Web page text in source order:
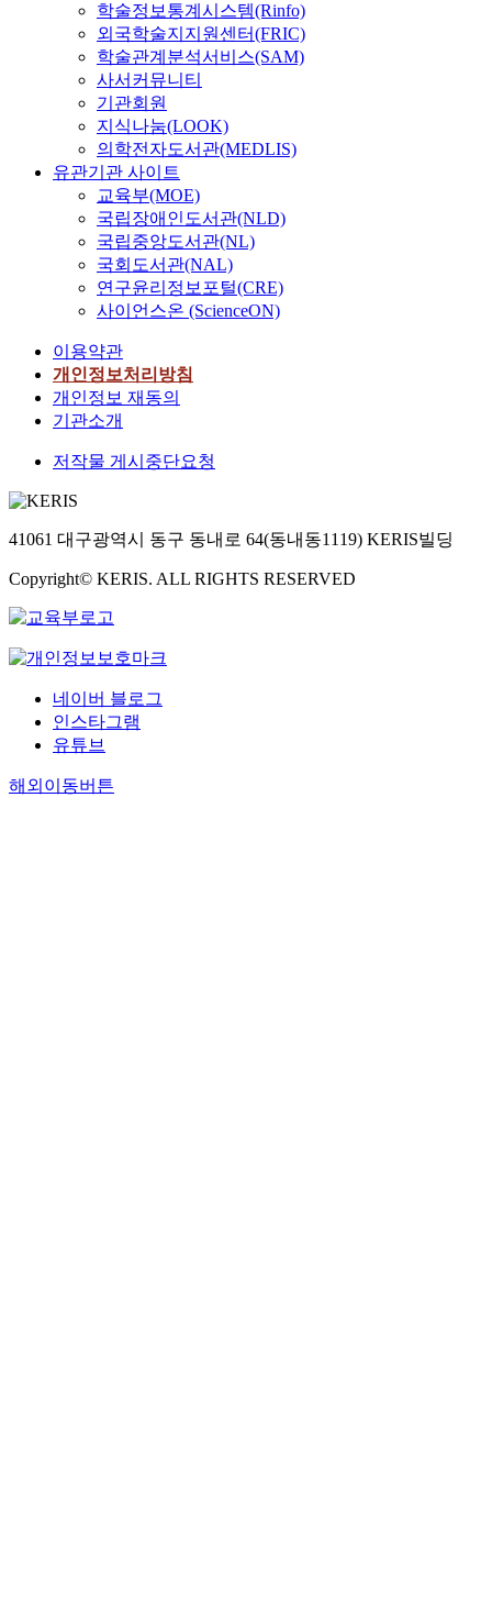
학술정보통계시스템(Rinfo)
외국학술지지원센터(FRIC)
학술관계분석서비스(SAM)
사서커뮤니티
기관회원
지식나눔(LOOK)
의학전자도서관(MEDLIS)
유관기관 사이트
교육부(MOE)
국립장애인도서관(NLD)
국립중앙도서관(NL)
국회도서관(NAL)
연구윤리정보포털(CRE)
사이언스온 (ScienceON)
이용약관
개인정보처리방침
개인정보 재동의
기관소개
저작물 게시중단요청
41061 대구광역시 동구 동내로 64(동내동1119) KERIS빌딩
Copyright© KERIS. ALL RIGHTS RESERVED
네이버 블로그
인스타그램
유튜브
해외이동버튼